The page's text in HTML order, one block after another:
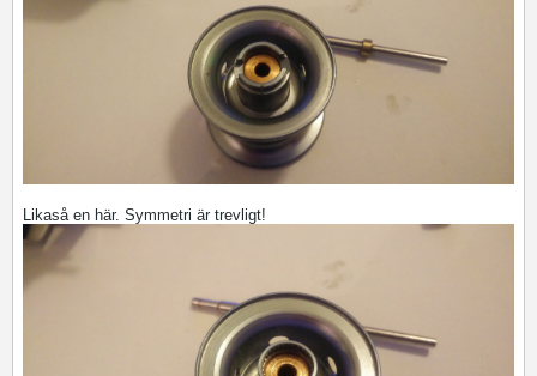
Likaså en här. Symmetri är trevligt!